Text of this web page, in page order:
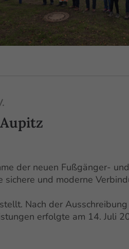
der neuen Fußgänger-
und moderne
Nach der
erfolgte am 14. Juli